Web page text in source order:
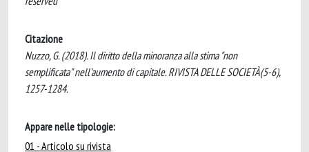
Citazione
Nuzzo, G. (2018). Il diritto della minoranza alla stima "non
semplificata" nell'aumento di capitale. RIVISTA DELLE SOCIETÀ(5-6),
1257-1284.
Appare nelle tipologie:
01 - Articolo su rivista